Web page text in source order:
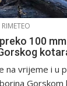
RIMETEO
100
na vrijeme i u
Gorskom